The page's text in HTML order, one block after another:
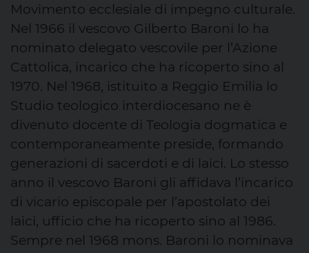
Movimento ecclesiale di impegno culturale.
Nel 1966 il vescovo Gilberto Baroni lo ha
nominato delegato vescovile per l’Azione
Cattolica, incarico che ha ricoperto sino al
1970. Nel 1968, istituito a Reggio Emilia lo
Studio teologico interdiocesano ne è
divenuto docente di Teologia dogmatica e
contemporaneamente preside, formando
generazioni di sacerdoti e di laici. Lo stesso
anno il vescovo Baroni gli affidava l’incarico
di vicario episcopale per l’apostolato dei
laici, ufficio che ha ricoperto sino al 1986.
Sempre nel 1968 mons. Baroni lo nominava